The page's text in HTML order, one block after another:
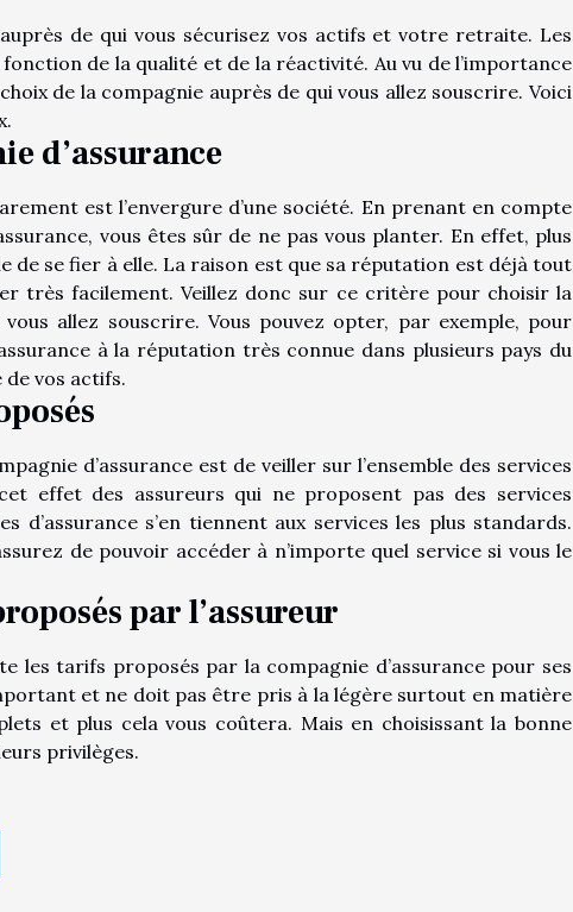
auprès de qui vous sécurisez vos actifs et votre retraite. Les
de la qualité et de la réactivité. Au vu de l’importance
de la compagnie auprès de qui vous allez souscrire. Voici
d’assurance
est l’envergure d’une société. En prenant en compte
vous êtes sûr de ne pas vous planter. En effet, plus
de se fier à elle. La raison est que sa réputation est déjà tout
très facilement. Veillez donc sur ce critère pour choisir la
vous allez souscrire. Vous pouvez opter, par exemple, pour
à la réputation très connue dans plusieurs pays du
vos actifs.
d’assurance est de veiller sur l’ensemble des services
effet des assureurs qui ne proposent pas des services
d’assurance s’en tiennent aux services les plus standards.
de pouvoir accéder à n’importe quel service si vous le
par l’assureur
les tarifs proposés par la compagnie d’assurance pour ses
et ne doit pas être pris à la légère surtout en matière
et plus cela vous coûtera. Mais en choisissant la bonne
privilèges.